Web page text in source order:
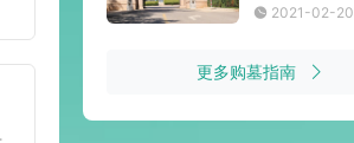
吗 2021-02-20
更多购墓指南